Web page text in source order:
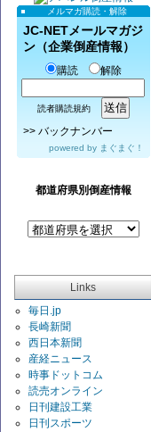
メルマガ購読・解除
JC-NETメールマガジ
ン（企業倒産情報）
購読 解除
読者購読規約
>> バックナンバー
powered by まぐまぐ！
都道府県別倒産情報
Links
毎日.jp
長崎新聞
西日本新聞
産経ニュース
時事ドットコム
読売オンライン
日刊建設工業
日刊スポーツ